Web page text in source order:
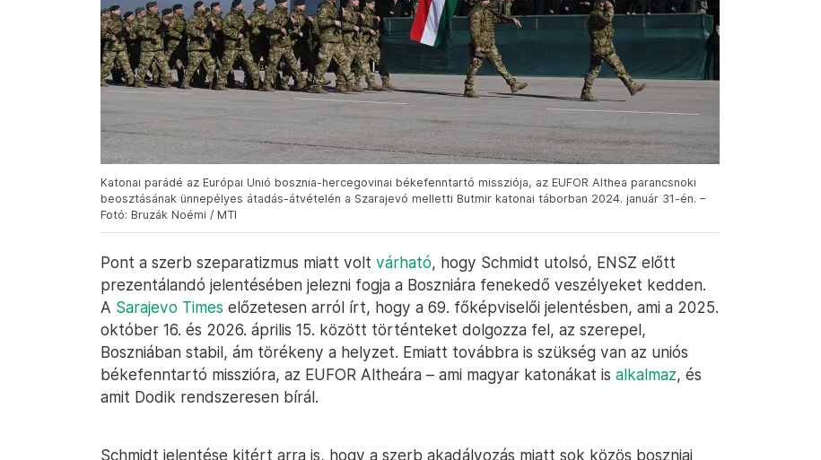
Katonai parádé az Európai Unió bosznia-hercegovinai békefenntartó missziója, az EUFOR Althea parancsnoki
beosztásának ünnepélyes átadás-átvételén a Szarajevó melletti Butmir katonai táborban 2024. január 31-én. –
Fotó: Bruzák Noémi / MTI
Pont a szerb szeparatizmus miatt volt várható, hogy Schmidt utolsó, ENSZ előtt
prezentálandó jelentésében jelezni fogja a Boszniára fenekedő veszélyeket kedden.
A Sarajevo Times előzetesen arról írt, hogy a 69. főképviselői jelentésben, ami a 2025.
október 16. és 2026. április 15. között történteket dolgozza fel, az szerepel,
Boszniában stabil, ám törékeny a helyzet. Emiatt továbbra is szükség van az uniós
békefenntartó misszióra, az EUFOR Altheára – ami magyar katonákat is alkalmaz, és
amit Dodik rendszeresen bírál.
Schmidt jelentése kitért arra is, hogy a szerb akadályozás miatt sok közös boszniai